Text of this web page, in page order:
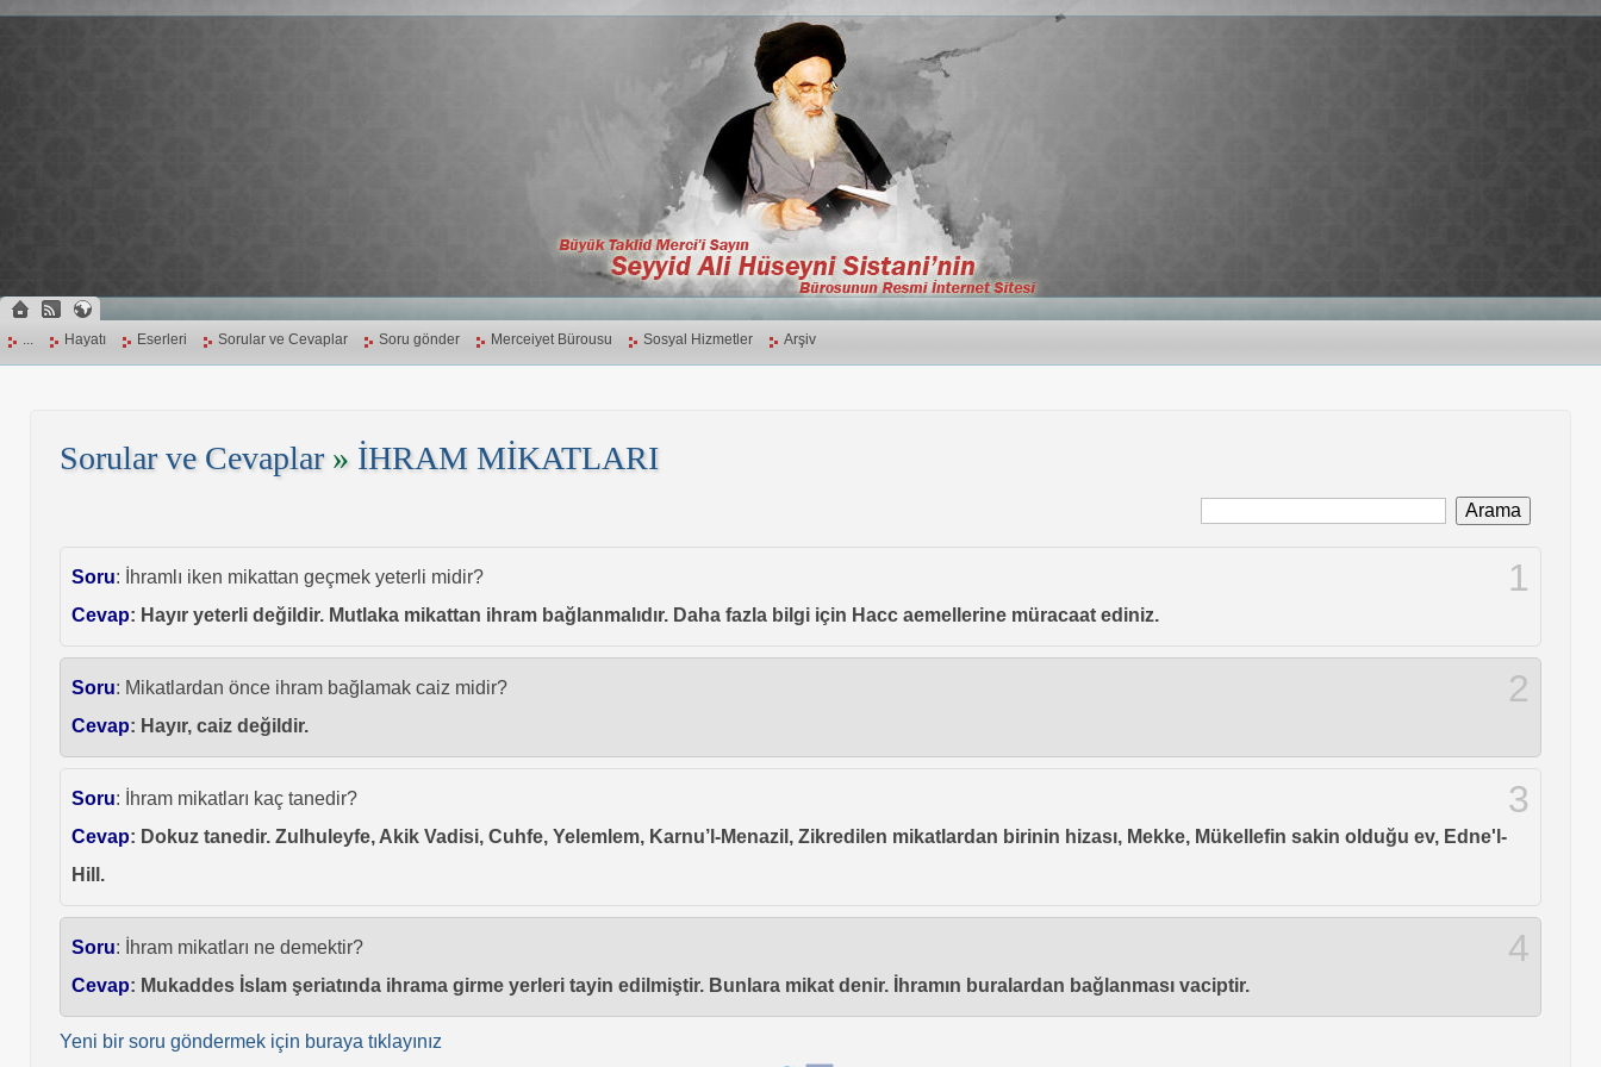
... Hayatı Eserleri Sorular ve Cevaplar Soru gönder Merceiyet Bürousu Sosyal Hizmetler Arşiv
Sorular ve Cevaplar» İHRAM MİKATLARI
Arama
1
Soru: İhramlı iken mikattan geçmek yeterli midir?
Cevap: Hayır yeterli değildir. Mutlaka mikattan ihram bağlanmalıdır. Daha fazla bilgi için Hacc aemellerine müracaat ediniz.
2
Soru: Mikatlardan önce ihram bağlamak caiz midir?
Cevap: Hayır, caiz değildir.
3
Soru: İhram mikatları kaç tanedir?
Cevap: Dokuz tanedir. Zulhuleyfe, Akik Vadisi, Cuhfe, Yelemlem, Karnu’l-Menazil, Zikredilen mikatlardan birinin hizası, Mekke, Mükellefin sakin olduğu ev, Edne'l-
Hill.
4
Soru: İhram mikatları ne demektir?
Cevap: Mukaddes İslam şeriatında ihrama girme yerleri tayin edilmiştir. Bunlara mikat denir. İhramın buralardan bağlanması vaciptir.
Yeni bir soru göndermek için buraya tıklayınız